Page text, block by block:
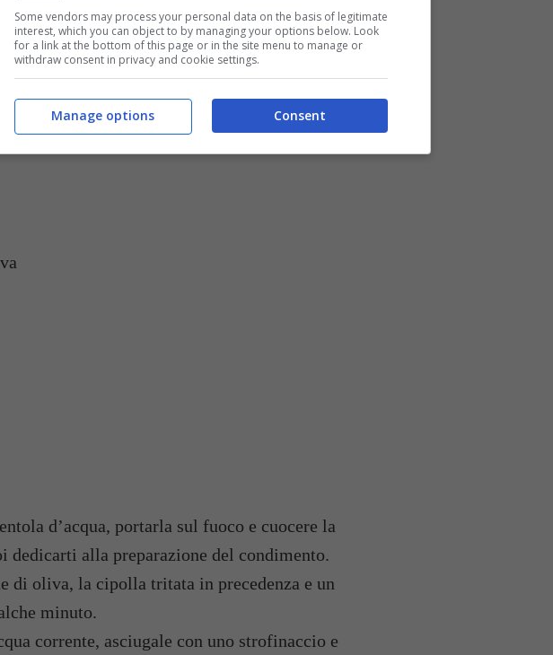
dell’ultimo periodo: il suo approccio
di iniziare un percorso alimentare più sereno
cacio e pepe deliziosa in poche mosse!
d’acqua, portarla sul fuoco e cuocere la
dedicarti alla preparazione del condimento.
di oliva, la cipolla tritata in precedenza e un
minuto.
corrente, asciugale con uno strofinaccio e
Some vendors may process your personal data on the basis of legitimate
interest, which you can object to by managing your options below. Look
for a link at the bottom of this page or in the site menu to manage or
withdraw consent in privacy and cookie settings.
Consent
Manage options